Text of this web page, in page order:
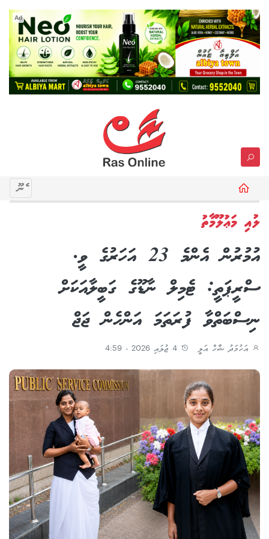
Ad
މެނޫ
ލުއި މަޢުލޫމާތު
އުމުރުން އެންމެ 23 އަހަރުގެ ވީ.
ސްރީޕަތީ: ޓެމިލް ނާޑޫގެ ގަބީލާއަކަށް
ނިސްބަތްވާ ފުރަތަމަ އަންހެން ޖަޖް
އަހުމަދު ޝާހް އަލީ